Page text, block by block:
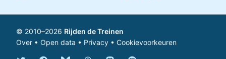
© 2010–2026 Rijden de Treinen
Over • Open data • Privacy • Cookievoorkeuren